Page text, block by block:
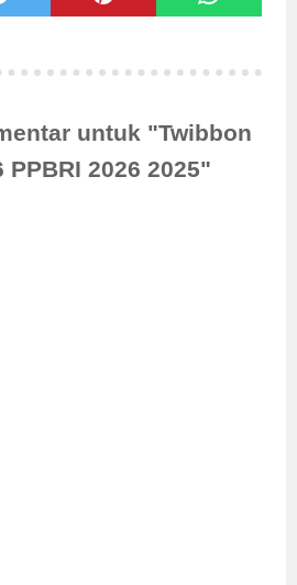
untuk "Twibbon
PPBRI 2026 2025"